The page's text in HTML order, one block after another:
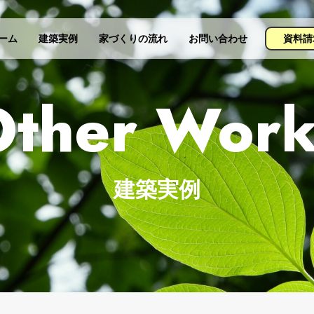
ム 建築実例 家づくりの流れ お問い合わせ 資料
建築実例